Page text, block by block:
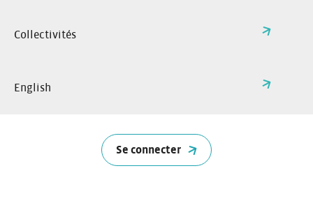
Collectivités
English
Se connecter